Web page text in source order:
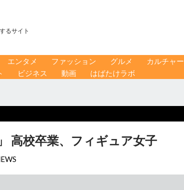
るサイト
エンタメ ファッション グルメ カルチャー
ビジネス 動画 はばたけラボ
高校卒業、フィギュア女子